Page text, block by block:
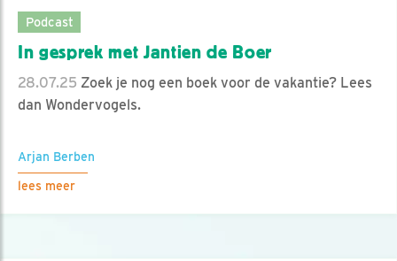
Podcast
In gesprek met Jantien de Boer
28.07.25 Zoek je nog een boek voor de vakantie? Lees
dan Wondervogels.
Arjan Berben
lees meer